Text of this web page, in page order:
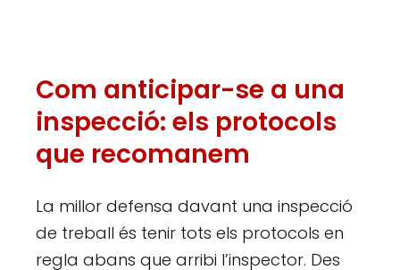
Com anticipar-se a una
inspecció: els protocols
que recomanem
La millor defensa davant una inspecció
de treball és tenir tots els protocols en
regla abans que arribi l’inspector. Des